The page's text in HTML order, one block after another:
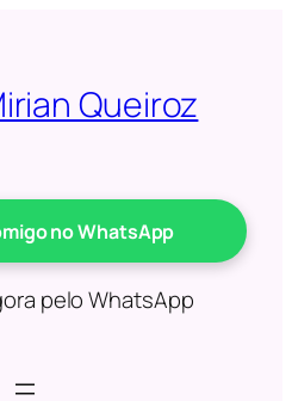
Queiroz
no WhatsApp
pelo WhatsApp